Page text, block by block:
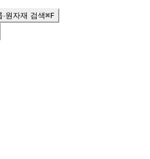
·원자재 검색⌘F